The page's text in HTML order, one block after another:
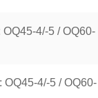
OQ45-4/-5 / OQ60-
OQ45-4/-5 / OQ60-